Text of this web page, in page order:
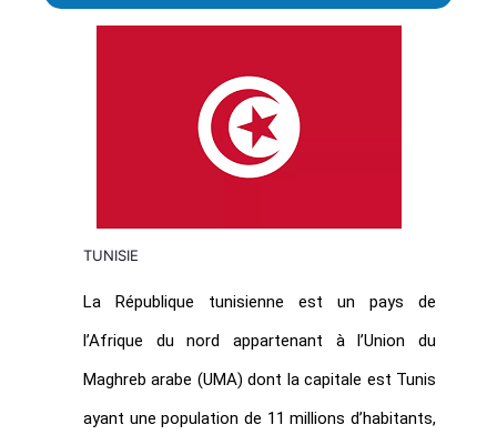
TUNISIE
La République tunisienne est un pays de
l’Afrique du nord appartenant à l’Union du
Maghreb arabe (UMA) dont la capitale est Tunis
ayant une population de 11 millions d’habitants,